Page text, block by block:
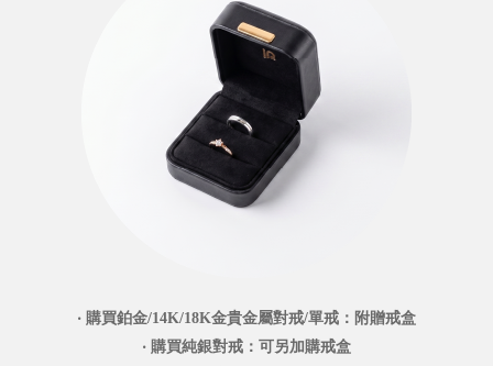
‧ 購買鉑金/14K/18K金貴金屬對戒/單戒：附贈戒盒
‧ 購買純銀對戒：可另加購戒盒